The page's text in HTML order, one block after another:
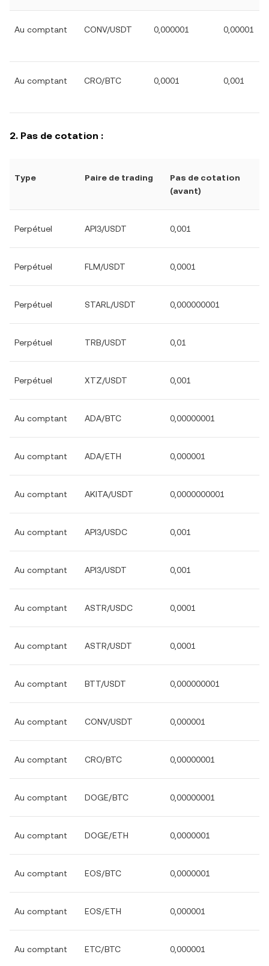
Au comptant CONV/USDT 0,000001 0,00001
Au comptant CRO/BTC 0,0001 0,001
2. Pas de cotation :
Type Paire de trading
Pas de cotation
(avant)
Perpétuel API3/USDT 0,001
Perpétuel FLM/USDT 0,0001
Perpétuel STARL/USDT 0,000000001
Perpétuel TRB/USDT 0,01
Perpétuel XTZ/USDT 0,001
Au comptant ADA/BTC 0,00000001
Au comptant ADA/ETH 0,000001
Au comptant AKITA/USDT 0,0000000001
Au comptant API3/USDC 0,001
Au comptant API3/USDT 0,001
Au comptant ASTR/USDC 0,0001
Au comptant ASTR/USDT 0,0001
Au comptant BTT/USDT 0,000000001
Au comptant CONV/USDT 0,000001
Au comptant CRO/BTC 0,00000001
Au comptant DOGE/BTC 0,00000001
Au comptant DOGE/ETH 0,0000001
Au comptant EOS/BTC 0,0000001
Au comptant EOS/ETH 0,000001
Au comptant ETC/BTC 0,000001